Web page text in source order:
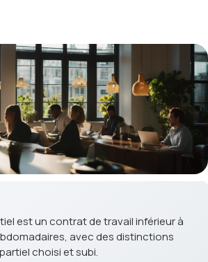
est un contrat de travail inférieur à
avec des distinctions
choisi et subi.